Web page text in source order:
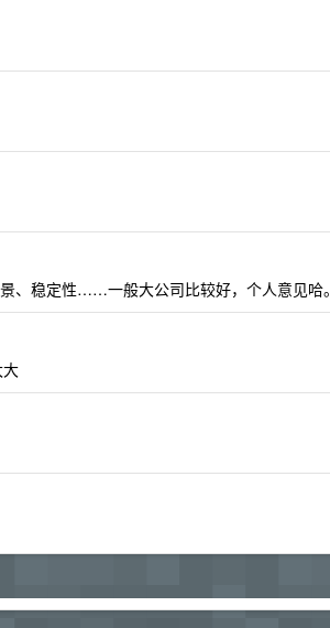
、稳定性……一般大公司比较好，个人意见哈。